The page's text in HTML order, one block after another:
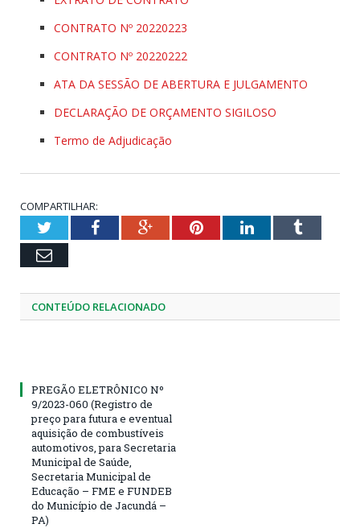
CONTRATO Nº 20220223
CONTRATO Nº 20220222
ATA DA SESSÃO DE ABERTURA E JULGAMENTO
DECLARAÇÃO DE ORÇAMENTO SIGILOSO
Termo de Adjudicação
COMPARTILHAR:
TwitterFacebookGoogle+PinterestLinkedInTumblr
Email
CONTEÚDO RELACIONADO
PREGÃO ELETRÔNICO Nº
9/2023-060 (Registro de
preço para futura e eventual
aquisição de combustíveis
automotivos, para Secretaria
Municipal de Saúde,
Secretaria Municipal de
Educação – FME e FUNDEB
do Município de Jacundá –
PA)